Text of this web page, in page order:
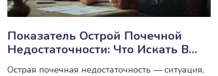
Показатель Острой Почечной
Недостаточности: Что Искать В
Анализах Крови
Острая почечная недостаточность — ситуация,